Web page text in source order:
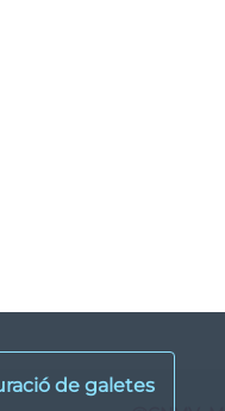
de galetes